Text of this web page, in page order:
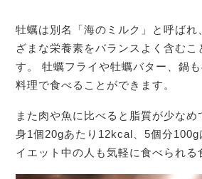
牡蠣は別名「海のミルク」と呼ばれ
ざまな栄養素をバランスよく含むこ
す。 牡蠣フライや牡蠣バター、鍋
料理で食べることができます。
また肉や魚に比べると脂質が少なめ
身1個20gあたり12kcal、5個分
イエット中の人も気軽に食べられる